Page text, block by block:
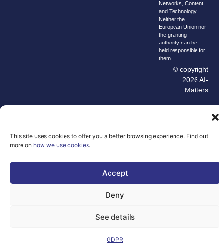
This site uses cookies to offer you a better browsing experience. Find out
more on how we use cookies.
Accept
Deny
See details
GDPR
Networks, Content
and Technology.
Neither the
European Union nor
the granting
authority can be
held responsible for
them.
© copyright
2026 AI-
Matters
We improve
by using